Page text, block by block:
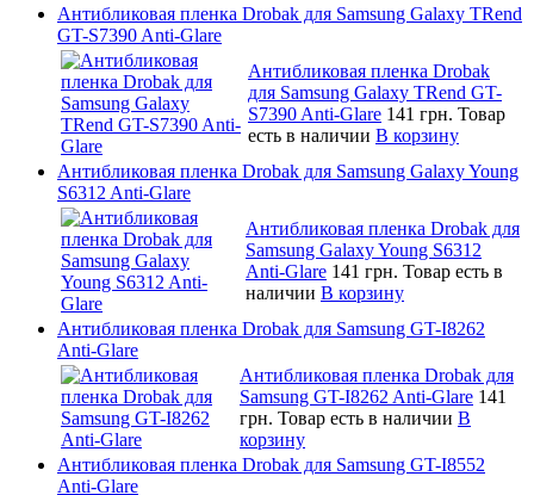
Антибликовая пленка Drobak для Samsung Galaxy TRend
GT-S7390 Anti-Glare
Антибликовая пленка Drobak
для Samsung Galaxy TRend GT-
S7390 Anti-Glare 141 грн. Товар
есть в наличии В корзину
Антибликовая пленка Drobak для Samsung Galaxy Young
S6312 Anti-Glare
Антибликовая пленка Drobak для
Samsung Galaxy Young S6312
Anti-Glare 141 грн. Товар есть в
наличии В корзину
Антибликовая пленка Drobak для Samsung GT-I8262
Anti-Glare
Антибликовая пленка Drobak для
Samsung GT-I8262 Anti-Glare 141
грн. Товар есть в наличии В
корзину
Антибликовая пленка Drobak для Samsung GT-I8552
Anti-Glare